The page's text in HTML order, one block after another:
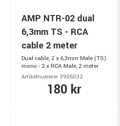
AMP NTR-02 dual
6,3mm TS - RCA
cable 2 meter
Dual cable, 2 x 6,3mm Male (TS)
mono - 2 x RCA Male, 2 meter
Artikelnummer 3905032
180 kr